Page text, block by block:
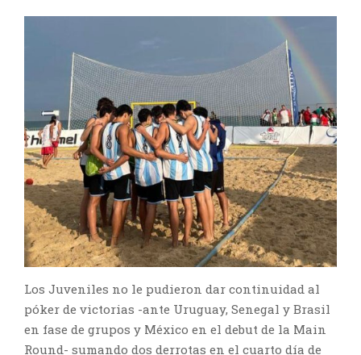
Los Juveniles no le pudieron dar continuidad al
póker de victorias -ante Uruguay, Senegal y Brasil
en fase de grupos y México en el debut de la Main
Round- sumando dos derrotas en el cuarto día de